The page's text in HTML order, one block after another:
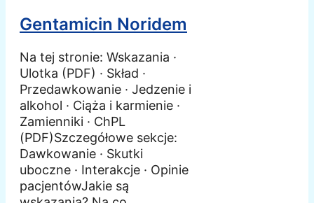
Gentamicin Noridem
Na tej stronie: Wskazania ·
Ulotka (PDF) · Skład ·
Przedawkowanie · Jedzenie i
alkohol · Ciąża i karmienie ·
Zamienniki · ChPL
(PDF)Szczegółowe sekcje:
Dawkowanie · Skutki
uboczne · Interakcje · Opinie
pacjentówJakie są